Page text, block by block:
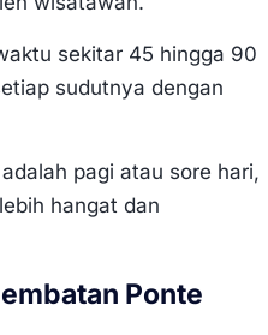
sekitar 45 hingga 90
sudutnya dengan
pagi atau sore hari,
hangat dan
Ponte